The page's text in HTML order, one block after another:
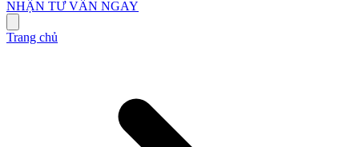
NHẬN TƯ VẤN NGAY
Trang chủ